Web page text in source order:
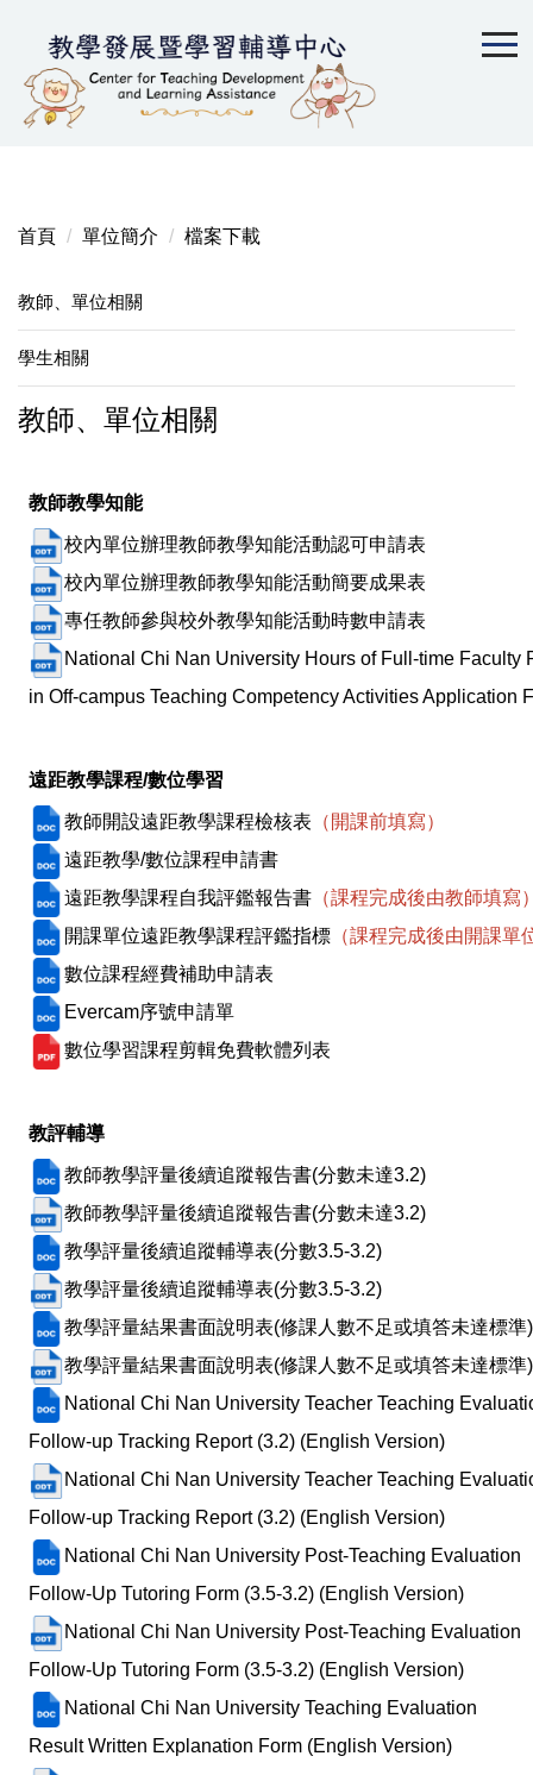
主
內
首頁 單位簡介 檔案下載
教師、單位相關
學生相關
教師、單位相關
教師教學知能
校內單位辦理教師教學知能活動認可申請表
校內單位辦理教師教學知能活動簡要成果表
專任教師參與校外教學知能活動時數申請表
National Chi Nan University Hours of Full-time Faculty
in Off-campus Teaching Competency Activities Application
遠距教學課程/數位學習
教師開設遠距教學課程檢核表 （開課前填寫）
遠距教學/數位課程申請書
遠距教學課程自我評鑑報告書 （課程完成後由教師填寫
開課單位遠距教學課程評鑑指標 （課程完成後由開課單
數位課程經費補助申請表
Evercam序號申請單
數位學習課程剪輯免費軟體列表
教評輔導
教師教學評量後續追蹤報告書(分數未達3.2)
教師教學評量後續追蹤報告書(分數未達3.2)
教學評量後續追蹤輔導表(分數3.5-3.2)
教學評量後續追蹤輔導表(分數3.5-3.2)
教學評量結果書面說明表(修課人數不足或填答未達標準)
教學評量結果書面說明表(修課人數不足或填答未達標準)
National Chi Nan University Teacher Teaching
Follow-up Tracking Report (3.2) (English Version)
National Chi Nan University Teacher Teaching
Follow-up Tracking Report (3.2) (English Version)
National Chi Nan University Post-Teaching Evaluation
Follow-Up Tutoring Form (3.5-3.2) (English Version)
National Chi Nan University Post-Teaching Evaluation
Follow-Up Tutoring Form (3.5-3.2) (English Version)
National Chi Nan University Teaching Evaluation
Result Written Explanation Form (English Version)